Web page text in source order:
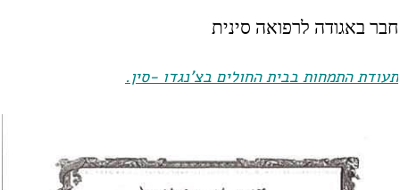
חבר באגודה לרפואה סינית
תעודת התמחות בבית החולים בצ'נגדו -סין.